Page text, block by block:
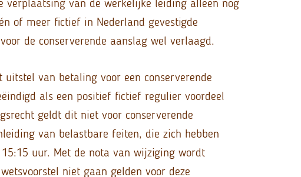
verplaatsing van de werkelijke leiding alleen nog
of meer fictief in Nederland gevestigde
de conserverende aanslag wel verlaagd.
van betaling voor een conserverende
als een positief fictief regulier voordeel
geldt dit niet voor conserverende
van belastbare feiten, die zich hebben
uur. Met de nota van wijziging wordt
niet gaan gelden voor deze